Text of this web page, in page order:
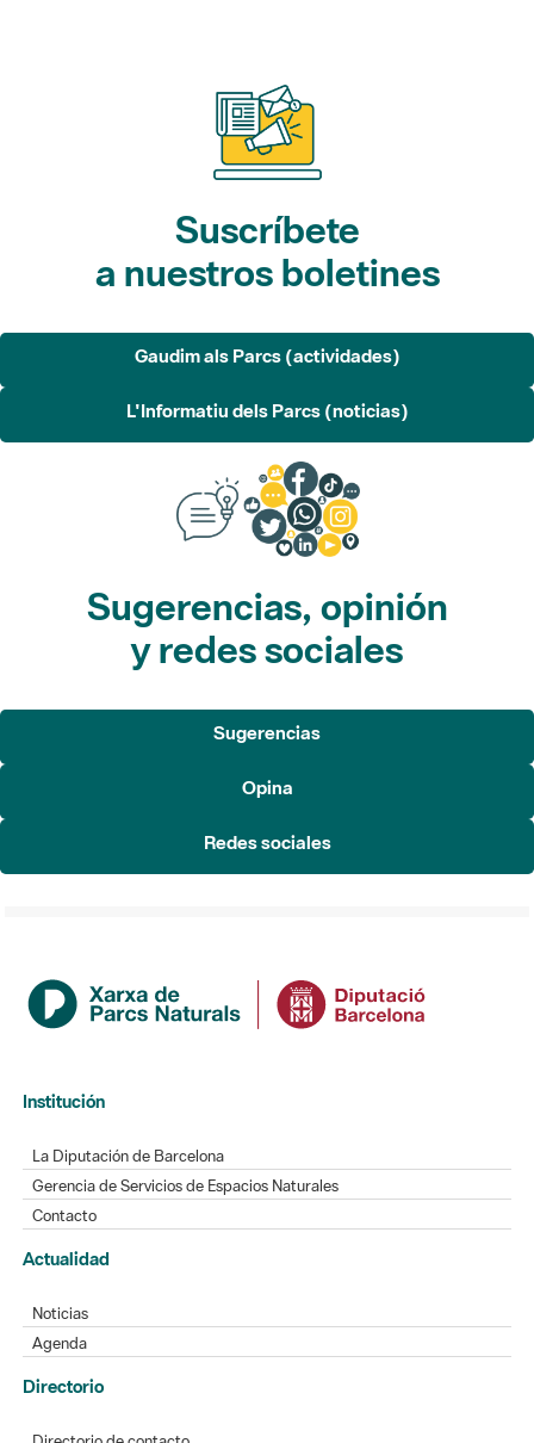
Suscríbete
a nuestros boletines
Gaudim als Parcs (actividades)
L'Informatiu dels Parcs (noticias)
Sugerencias, opinión
y redes sociales
Sugerencias
Opina
Redes sociales
Institución
La Diputación de Barcelona
Gerencia de Servicios de Espacios Naturales
Contacto
Actualidad
Noticias
Agenda
Directorio